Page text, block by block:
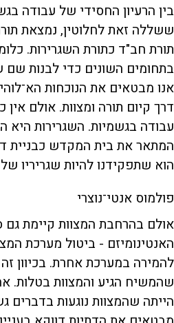
בין הרעיון החסידי של עבודה
ששללה זאת לחלוטין, נמצאת
תורת חב"ד כתורת השגרירות.
בתחומים השונים כדי לבנות שם
אנו מבטאים את הנוכחות
דרך קיום תורה ומצוות. אולם אין
עבודה בגשמיות. השגרירות היא
המתאר את בית המקדש כבניית
הוא שתפקידנו להיות שגריריו
פולמוס אנטי־נוצרי
אולם בהרחבת המצוות קיימת גם
האנטינומיזם - ביטול מערכת
להמירה במערכת אחרת. בכיוון
שהמשיח הגיע והמצוות בטלות.
הייתה שהמצוות נוגעות בדברים